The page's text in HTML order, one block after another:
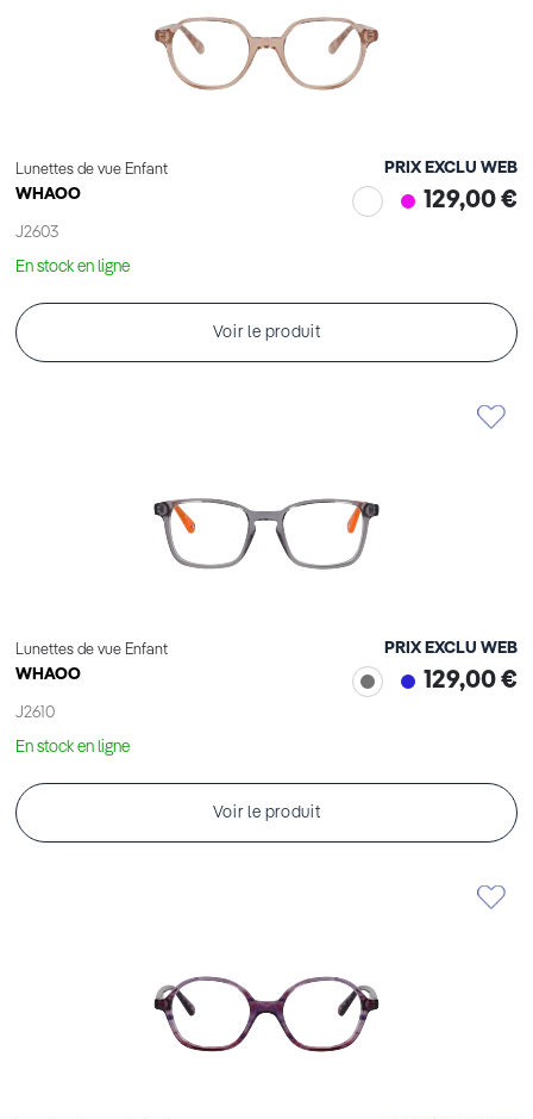
Lunettes de vue Enfant
WHAOO
J2603
PRIX EXCLU WEB
129,00 €
En stock en ligne
Voir le produit
Lunettes de vue Enfant
WHAOO
J2610
PRIX EXCLU WEB
129,00 €
En stock en ligne
Voir le produit